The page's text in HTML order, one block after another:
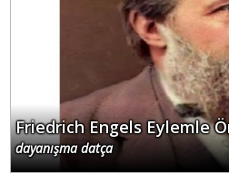
Friedrich Engels Eylemle
dayanışma datça